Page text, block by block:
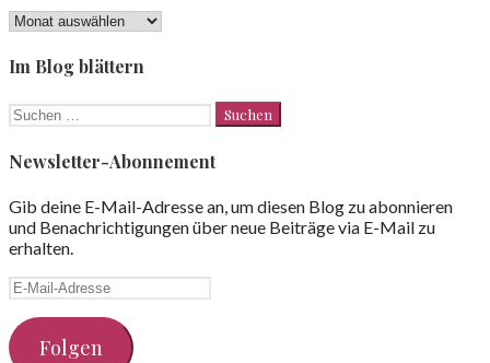
Lesezeichen
Im Blog blättern
Suchen
nach:
Newsletter-Abonnement
Gib deine E-Mail-Adresse an, um diesen Blog zu abonnieren
und Benachrichtigungen über neue Beiträge via E-Mail zu
erhalten.
E-
Adresse
Folgen